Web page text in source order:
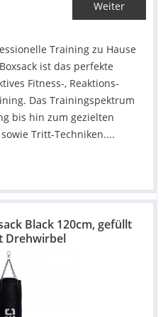
Weiter
Training zu Hause
ist das perfekte
Fitness-, Reaktions-
Das Trainingspektrum
bis hin zum gezielten
Tritt-Techniken....
Black 120cm, gefüllt
Drehwirbel